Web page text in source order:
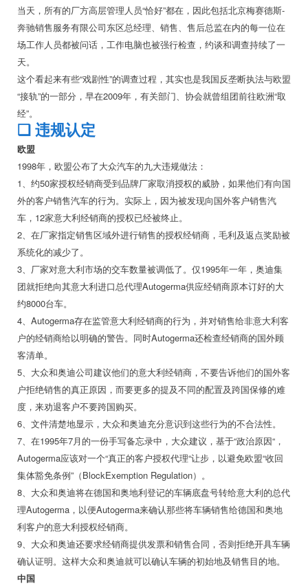
当天，所有的厂方高层管理人员“恰好”都在，因此包括北京梅赛德斯-
奔驰销售服务有限公司东区总经理、销售、售后总监在内的每一位在
场工作人员都被问话，工作电脑也被强行检查，约谈和调查持续了一
天。
这个看起来有些“戏剧性”的调查过程，其实也是我国反垄断执法与欧盟
“接轨”的一部分，早在2009年，有关部门、协会就曾组团前往欧洲“取
经”。
❏ 违规认定
欧盟
1998年，欧盟公布了大众汽车的九大违规做法：
1、约50家授权经销商受到品牌厂家取消授权的威胁，如果他们有向国
外的客户销售汽车的行为。实际上，因为被发现向国外客户销售汽
车，12家意大利经销商的授权已经被终止。
2、在厂家指定销售区域外进行销售的授权经销商，毛利及返点奖励被
系统化的减少了。
3、厂家对意大利市场的交车数量被调低了。仅1995年一年，奥迪集
团就拒绝向其意大利进口总代理Autogerma供应经销商原本订好的大
约8000台车。
4、Autogerma存在监管意大利经销商的行为，并对销售给非意大利客
户的经销商给以明确的警告。同时Autogerma还检查经销商的国外顾
客清单。
5、大众和奥迪公司建议他们的意大利经销商，不要告诉他们的国外客
户拒绝销售的真正原因，而要更多的提及不同的配置及跨国保修的难
度，来劝退客户不要跨国购买。
6、文件清楚地显示，大众和奥迪充分意识到这些行为的不合法性。
7、在1995年7月的一份手写备忘录中，大众建议，基于“政治原因“，
Autogerma应该对一个“真正的客户授权代理“让步，以避免欧盟“收回
集体豁免条例”（BlockExemption Regulation）。
8、大众和奥迪将在德国和奥地利登记的车辆底盘号转给意大利的总代
理Autogerma，以便Autogerma来确认那些将车辆销售给德国和奥地
利客户的意大利授权经销商。
9、大众和奥迪还要求经销商提供发票和销售合同，否则拒绝开具车辆
确认证明。这样大众和奥迪就可以确认车辆的初始地及销售目的地。
中国